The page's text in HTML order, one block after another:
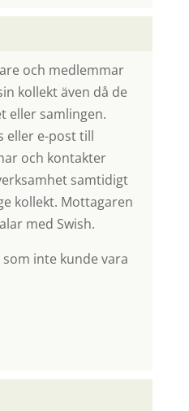
och medlemmar
kollekt även då de
eller samlingen.
eller e-post till
och kontakter
samtidigt
kollekt. Mottagaren
med Swish.
inte kunde vara